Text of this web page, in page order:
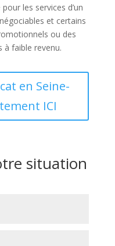
les services d’un
et certains
ou des
à faible revenu.
en Seine-
ICI
situation